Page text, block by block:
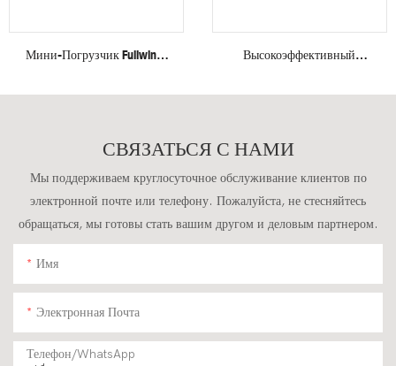
Мини-Погрузчик Fullwin С
Новом Состоянии,
Высокоэффективный
Гусеничный Экскаватор
Работ.
СВЯЗАТЬСЯ С НАМИ
Мы поддерживаем круглосуточное обслуживание клиентов по
электронной почте или телефону. Пожалуйста, не стесняйтесь
обращаться, мы готовы стать вашим другом и деловым партнером.
Имя
Электронная Почта
Телефон/WhatsApp